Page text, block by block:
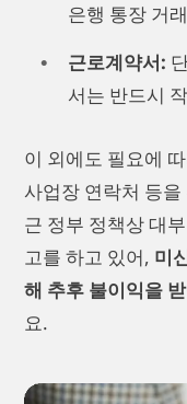
은행 통장 거
근로계약서:
서는 반드시
이 외에도 필요에
사업장 연락처 등
근 정부 정책상 대
고를 하고 있어, 미
해 추후 불이익을
요.